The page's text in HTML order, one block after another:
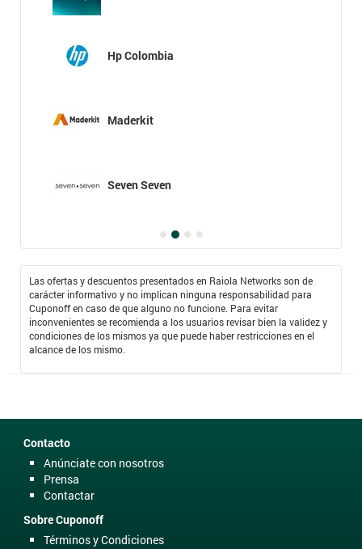
Hp Colombia
Maderkit
Seven Seven
Las ofertas y descuentos presentados en Raiola Networks son de
carácter informativo y no implican ninguna responsabilidad para
Cuponoff en caso de que alguno no funcione. Para evitar
inconvenientes se recomienda a los usuarios revisar bien la validez y
condiciones de los mismos ya que puede haber restricciones en el
alcance de los mismo.
Contacto
Anúnciate con nosotros
Prensa
Contactar
Sobre Cuponoff
Términos y Condiciones